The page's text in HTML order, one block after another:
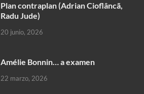
Plan contraplan (Adrian Cioflâncã,
Radu Jude)
20 junio, 2026
Amélie Bonnin… a examen
22 marzo, 2026